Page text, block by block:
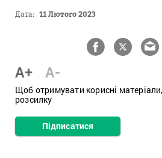
Дата: 11 Лютого 2023
A+ A-
Щоб отримувати корисні
розсилку
Підписатися